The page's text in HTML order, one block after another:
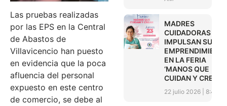
Las pruebas realizadas
por las EPS en la Central
de Abastos de
Villavicencio han puesto
en evidencia que la poca
afluencia del personal
expuesto en este centro
de comercio, se debe al
MADRES
CUIDADORAS
IMPULSAN SUS
EN LA FERIA
‘MANOS QUE
CUIDAN Y CREAN’
22 julio 2026 8:45